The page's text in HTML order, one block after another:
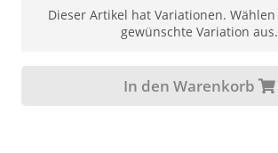
Dieser Artikel hat Variationen.
gewünschte Variation aus.
In den Warenkorb